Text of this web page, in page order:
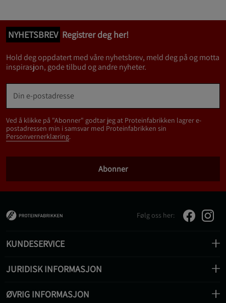
NYHETSBREV Registrer deg her!
Hold deg oppdatert med våre nyhetsbrev, meld deg på og motta
inspirasjon, gode tilbud og andre nyheter.
Ved å klikke på "Abonner" godtar jeg at Proteinfabrikken lagrer e-
postadressen min i samsvar med Proteinfabrikken sin
Personvernerklæring.
Abonner
Følg oss her:
KUNDESERVICE
JURIDISK INFORMASJON
ØVRIG INFORMASJON